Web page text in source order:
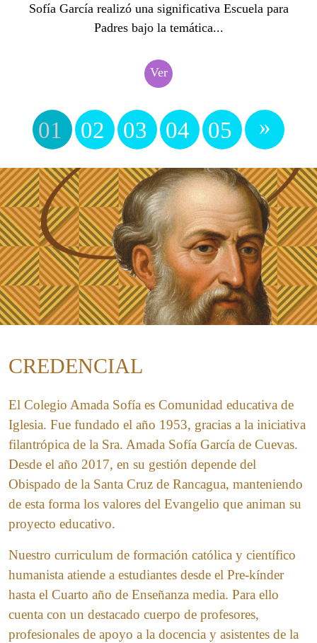
Sofía García realizó una significativa Escuela para
Padres bajo la temática...
Ver
01 02 03 04 05 »
CREDENCIAL
El Colegio Amada Sofía es Comunidad educativa de
Iglesia. Fue fundado el año 1953, gracias a la iniciativa
filantrópica de la Sra. Amada Sofía García de Cuevas.
Desde el año 2017, en su gestión depende del
Obispado de la Santa Cruz de Rancagua, manteniendo
de esta forma los valores del Evangelio que animan su
proyecto educativo.
Nuestro curriculum de formación católica y científico
humanista atiende a estudiantes desde el Pre-kínder
hasta el Cuarto año de Enseñanza media. Para ello
cuenta con un destacado cuerpo de profesores,
profesionales de apoyo a la docencia y asistentes de la